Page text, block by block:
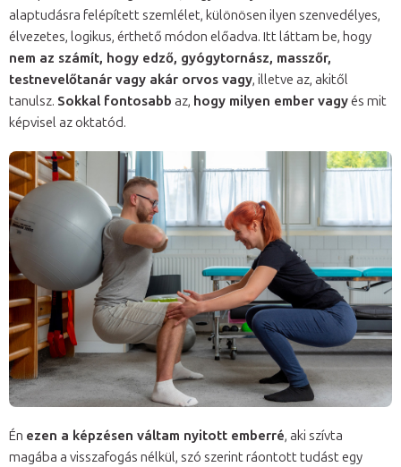
alaptudásra felépített szemlélet, különösen ilyen szenvedélyes,
élvezetes, logikus, érthető módon előadva. Itt láttam be, hogy
nem az számít, hogy edző, gyógytornász, masszőr,
testnevelőtanár vagy akár orvos vagy, illetve az, akitől
tanulsz. Sokkal fontosabb az, hogy milyen ember vagyés mit
képvisel az oktatód.
Én ezen a képzésen váltam nyitott emberré, aki szívta
magába a visszafogás nélkül, szó szerint ráontott tudást egy